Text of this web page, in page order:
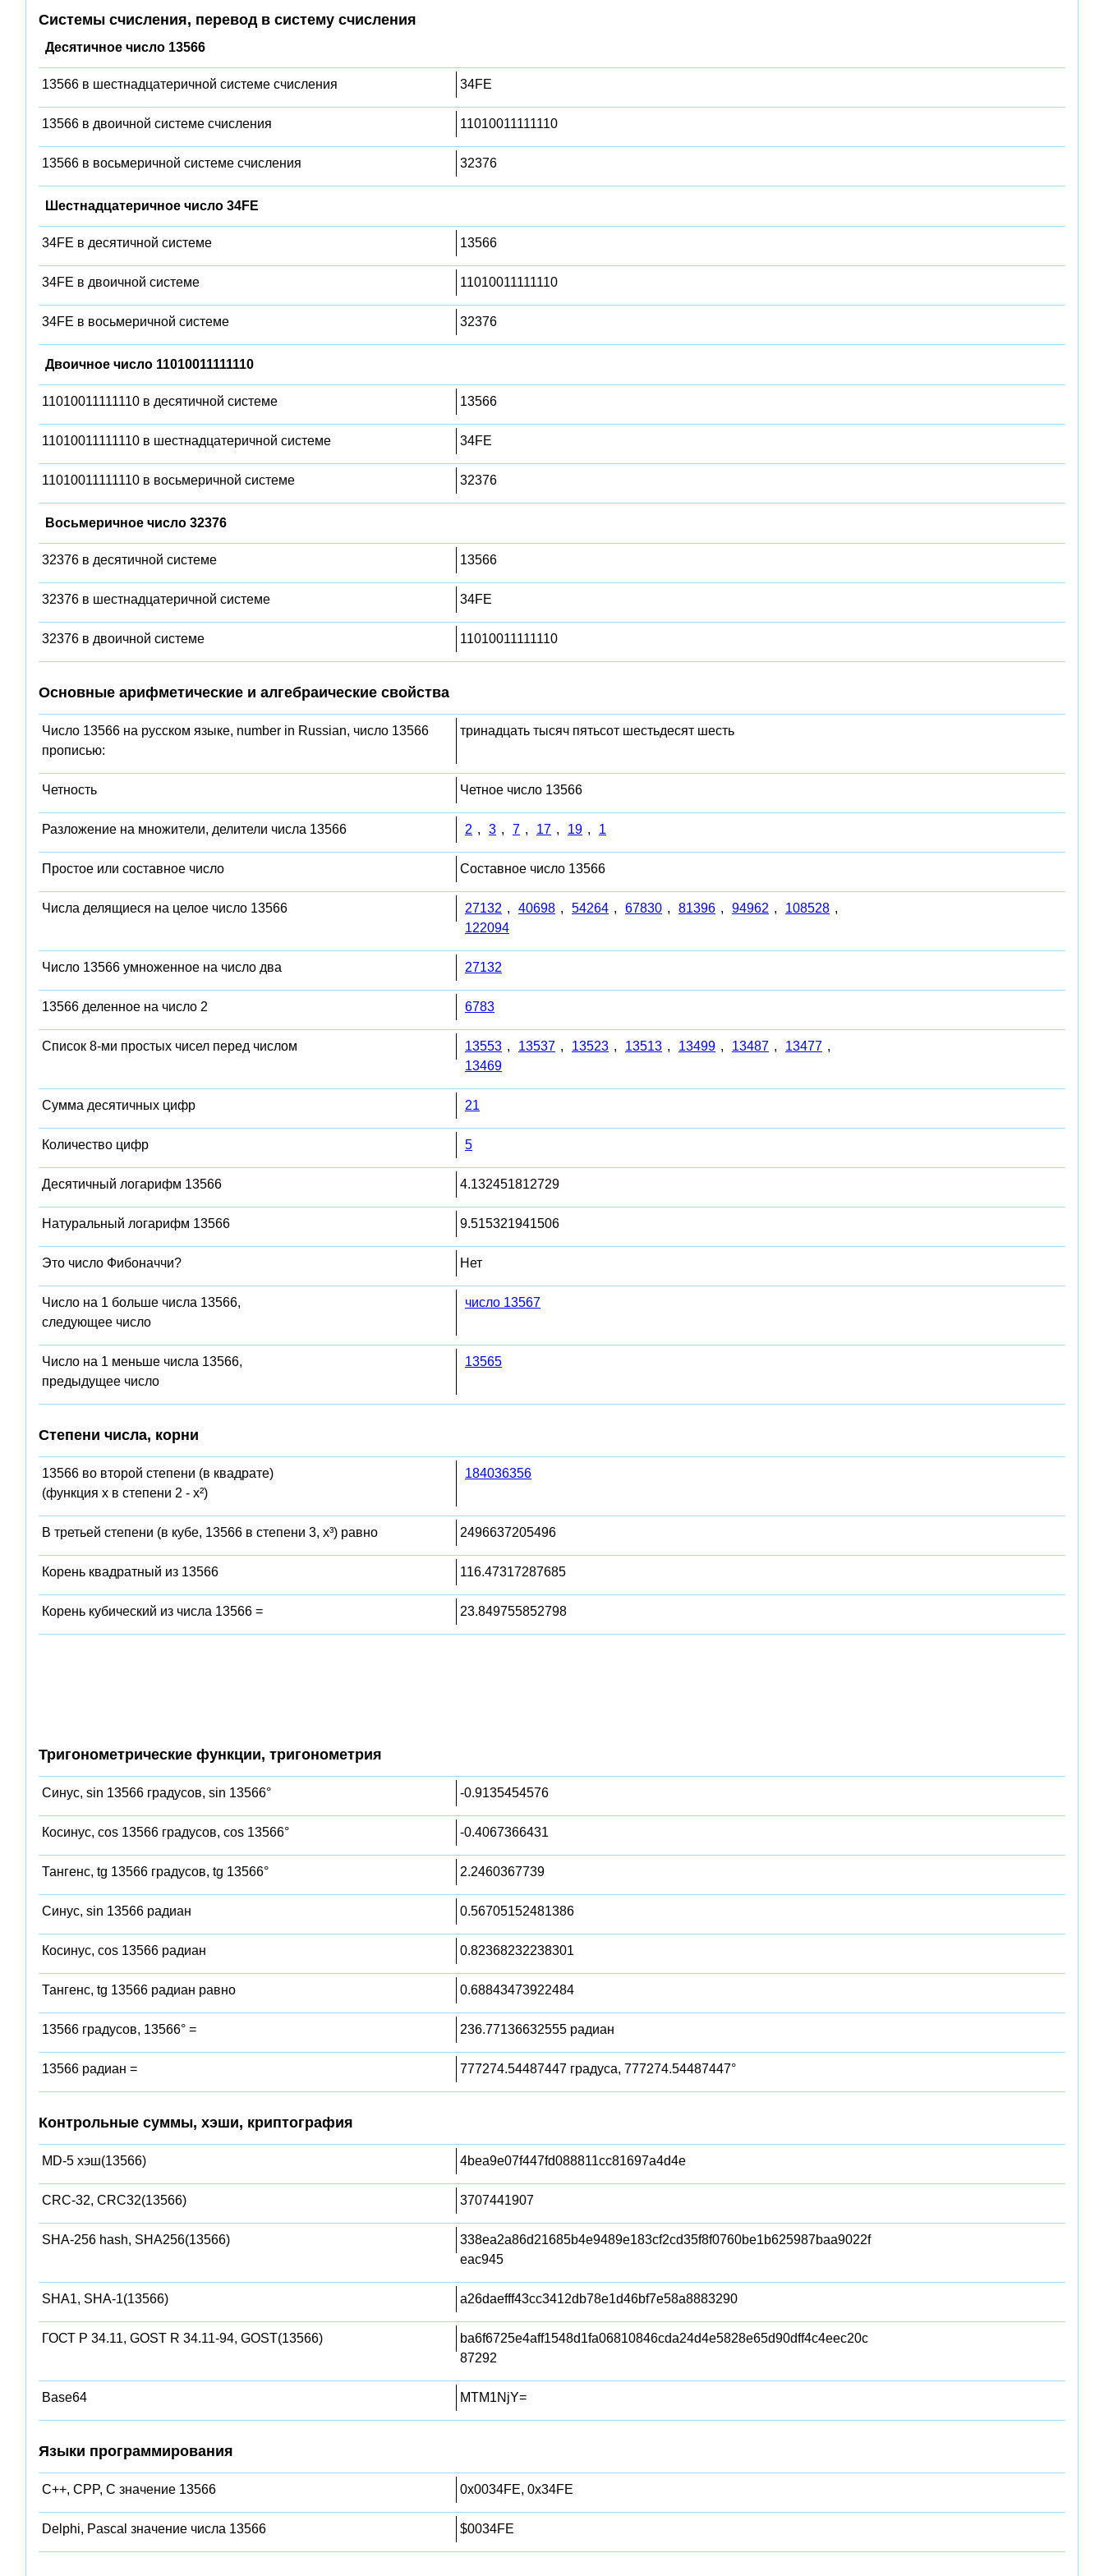
Системы счисления, перевод в систему счисления
Десятичное число 13566
13566 в шестнадцатеричной системе счисления 34FE
13566 в двоичной системе счисления 11010011111110
13566 в восьмеричной системе счисления 32376
Шестнадцатеричное число 34FE
34FE в десятичной системе 13566
34FE в двоичной системе 11010011111110
34FE в восьмеричной системе 32376
Двоичное число 11010011111110
11010011111110 в десятичной системе 13566
11010011111110 в шестнадцатеричной системе 34FE
11010011111110 в восьмеричной системе 32376
Восьмеричное число 32376
32376 в десятичной системе 13566
32376 в шестнадцатеричной системе 34FE
32376 в двоичной системе 11010011111110
Основные арифметические и алгебраические свойства
Число 13566 на русском языке, number in Russian, число 13566
прописью:
тринадцать тысяч пятьсот шестьдесят шесть
Четность Четное число 13566
Разложение на множители, делители числа 13566 2 , 3 , 7 , 17 , 19 , 1
Простое или составное число Составное число 13566
Числа делящиеся на целое число 13566 27132 , 40698 , 54264 , 67830 , 81396 , 94962 , 108528 ,
122094
Число 13566 умноженное на число два 27132
13566 деленное на число 2 6783
Список 8-ми простых чисел перед числом 13553 , 13537 , 13523 , 13513 , 13499 , 13487 , 13477 ,
13469
Сумма десятичных цифр 21
Количество цифр 5
Десятичный логарифм 13566 4.132451812729
Натуральный логарифм 13566 9.515321941506
Это число Фибоначчи? Нет
Число на 1 больше числа 13566,
следующее число
число 13567
Число на 1 меньше числа 13566,
предыдущее число
13565
Степени числа, корни
13566 во второй степени (в квадрате)
(функция x в степени 2 - x²)
184036356
В третьей степени (в кубе, 13566 в степени 3, x³) равно 2496637205496
Корень квадратный из 13566 116.47317287685
Корень кубический из числа 13566 = 23.849755852798
Тригонометрические функции, тригонометрия
Синус, sin 13566 градусов, sin 13566° -0.9135454576
Косинус, cos 13566 градусов, cos 13566° -0.4067366431
Тангенс, tg 13566 градусов, tg 13566° 2.2460367739
Синус, sin 13566 радиан 0.56705152481386
Косинус, cos 13566 радиан 0.82368232238301
Тангенс, tg 13566 радиан равно 0.68843473922484
13566 градусов, 13566° = 236.77136632555 радиан
13566 радиан = 777274.54487447 градуса, 777274.54487447°
Контрольные суммы, хэши, криптография
MD-5 хэш(13566) 4bea9e07f447fd088811cc81697a4d4e
CRC-32, CRC32(13566) 3707441907
SHA-256 hash, SHA256(13566)
338ea2a86d21685b4e9489e183cf2cd35f8f0760be1b625987baa9022f
eac945
SHA1, SHA-1(13566) a26daefff43cc3412db78e1d46bf7e58a8883290
ГОСТ Р 34.11, GOST R 34.11-94, GOST(13566)
ba6f6725e4aff1548d1fa06810846cda24d4e5828e65d90dff4c4eec20c
87292
Base64 MTM1NjY=
Языки программирования
C++, CPP, C значение 13566 0x0034FE, 0x34FE
Delphi, Pascal значение числа 13566 $0034FE